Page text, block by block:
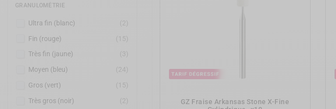
GRANULOMÉTRIE
Ultra fin (blanc)
(2)
Fin (rouge)
(15)
Très fin (jaune)
(3)
Moyen (bleu)
(24)
Gros (vert)
(15)
Très gros (noir)
(2)
GZ Fraise Arkansas Stone X-Fine